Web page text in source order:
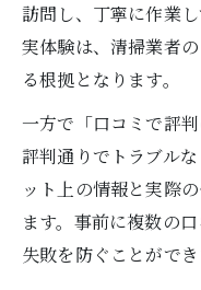
訪問し、丁寧に作業
実体験は、清掃業者
る根拠となります。
一方で「口コミで評
評判通りでトラブル
ット上の情報と実際
ます。事前に複数の
失敗を防ぐことができ